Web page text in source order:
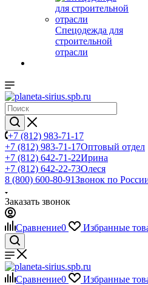
Спецодежда для
строительной
отрасли
+7 (812) 983-71-17
+7 (812) 983-71-17Оптовый отдел
+7 (812) 642-71-22Ирина
+7 (812) 642-22-73Олеся
8 (800) 600-80-91Звонок по
Заказать звонок
Сравнение0 Избранные
Сравнение0 Избранные